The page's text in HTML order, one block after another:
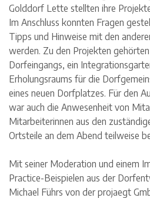
Golddorf Lette stellten ihre
Im Anschluss konnten Fragen
Tipps und Hinweise mit den
werden. Zu den Projekten
Dorfeingangs, ein
Erholungsraums für die
eines neuen Dorfplatzes. Für den
war auch die Anwesenheit von
Mitarbeiterinnen aus den
Ortsteile an dem Abend teilweise
Mit seiner Moderation und einem
Practice-Beispielen aus der
Michael Führs von der projaegt